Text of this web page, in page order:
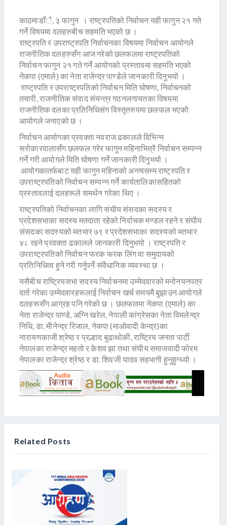
काठमाडाँै, ३ फागुन । राष्ट्रपतिको निर्वाचन यही फागुन २१ गते
गर्ने विषयमा दलहरुबीच सहमति भएको छ ।
राष्ट्रपति र उपराष्ट्रपति निर्वाचनका विषयमा निर्वाचन आयोगले
राजनीतिक दलहरुसँग आज गरेको छलफलमा राष्ट्रपतिको
निर्वाचन फागुन २१ गते गर्ने आयोगको प्रस्तावमा सहमति भएको
नेकपा (एमाले) का नेता राजेन्द्र पाण्डेले जानकारी दिनुभयो ।
राष्ट्रपति र उपराष्ट्रपतिको निर्वाचन मिति घोषणा, निर्वाचनको
तयारी, राजनीतिक संवाद संयन्त्र गठनलगायतका विषयमा
राजनीतिक दलका प्रतिनिधिसंग विस्तृतरुपमा छलफल भएको
आयोगले जनाएको छ ।
निर्वाचन आयोगका प्रवक्ता नवराज ढकालले विभिन्न
सरोकारवालासँग छलफल गरेर फागुन महिनाभित्रै निर्वाचन सम्पन्न
गर्ने गरी आयोगले मिति घोषणा गर्ने जानकारी दिनुभयो ।
आयोगकातर्फबाट यही फागुन महिनाको अन्त्यसम्म राष्ट्रपति र
उपराष्ट्रपतिको निर्वाचन सम्पन्न गर्ने कार्यतालिकासहितको
प्रस्तावलाई दलहरूले समर्थन गरेका थिए ।
राष्ट्रपतिको निर्वाचनका लागि संघीय संसदका सदस्य र
प्रदेशसभाका सदस्य मतदाता रहेको निर्वाचक मण्डल रहने र संघीय
संसदका सदस्यको मतभार ७९ र प्रदेशसभाका सदस्यको मतभार
४८ रहने प्रवक्ता ढकालले जानकारी दिनुभयो । राष्ट्रपति र
उपराष्ट्रपतिको निर्वाचन फरक फरक लिंग वा समुदायको
प्रतिनिधित्व हुने गरी गर्नुपर्ने संवैधानिक व्यवस्था छ ।
यसैबीच राष्ट्रियसभा सदस्य निर्वाचनमा उम्मेदवारको मनोनयनपत्र
दर्ता गरेका उम्मेदवारहरूलाई निर्वाचन खर्च समयमै बुझाउन आयोगले
दलहरूसँग आग्रह पनि गरेको छ । छलफलमा नेकपा (एमाले) का
नेता राजेन्द्र पाण्डे, अग्नि खरेल, नेपाली कांग्रेसका नेता विमलेन्द्र
निधि, डा. मीनेन्द्र रिजाल, नेकपा (माओवादी केन्द्र)का
नारायणकाजी श्रेष्ठ र प्रल्हाद बुढाथोकी, राष्ट्रिय जनता पार्टी
नेपालका राजेन्द्र महतो र केशव झा तथा संघीय समाजवादी फोरम
नेपालका राजेन्द्र श्रेष्ठ र डा. शिवजी यादव सहभागी हुनुहुन्थ्यो ।
Related Posts